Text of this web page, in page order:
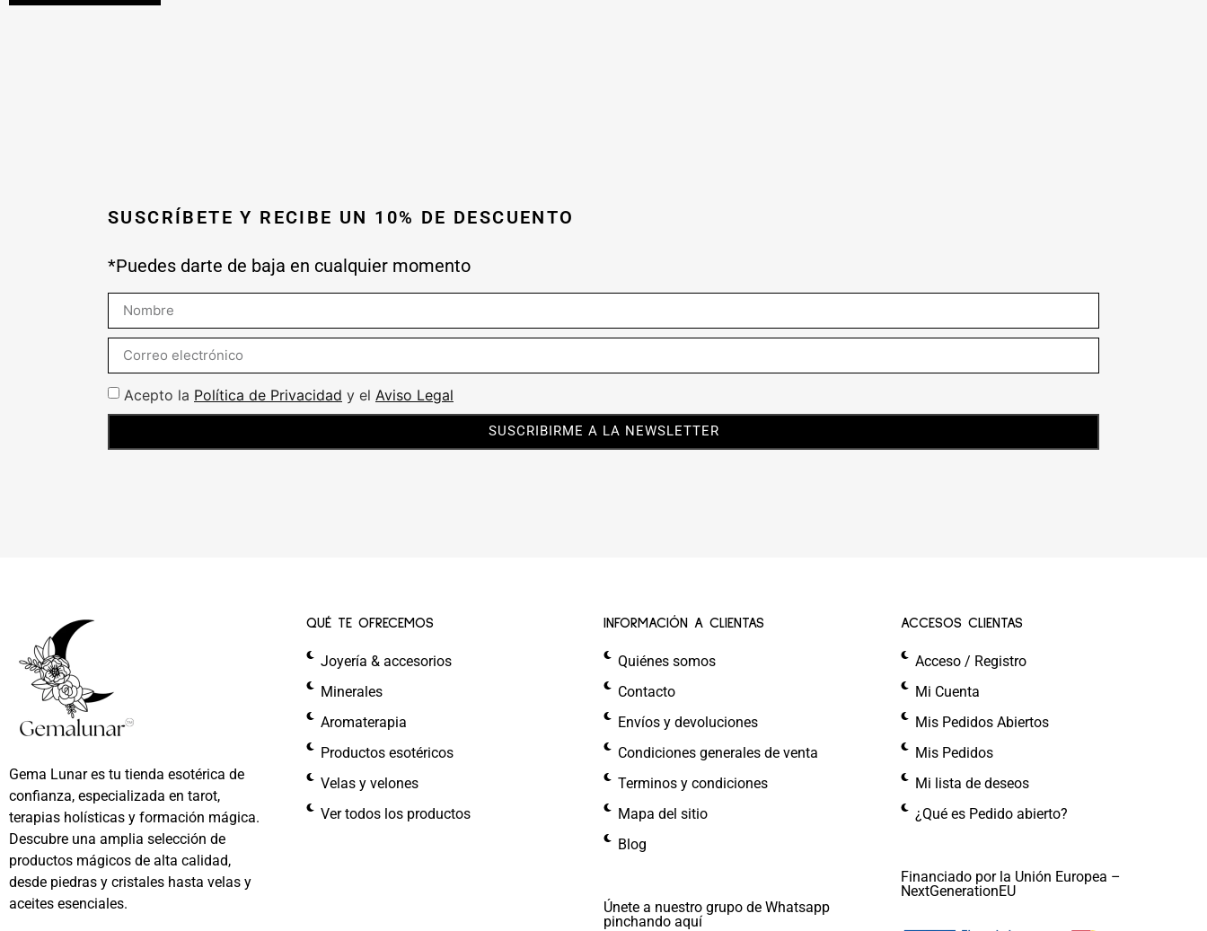
SUSCRÍBETE Y RECIBE UN 10% DE DESCUENTO
*Puedes darte de baja en cualquier momento
Acepto la Política de Privacidad y el Aviso Legal
SUSCRIBIRME A LA NEWSLETTER
Gema Lunar es tu tienda esotérica de
confianza, especializada en tarot,
terapias holísticas y formación mágica.
Descubre una amplia selección de
productos mágicos de alta calidad,
desde piedras y cristales hasta velas y
aceites esenciales.
QUÉ TE OFRECEMOS
Joyería & accesorios
Minerales
Aromaterapia
Productos esotéricos
Velas y velones
Ver todos los productos
INFORMACIÓN A CLIENTAS
Quiénes somos
Contacto
Envíos y devoluciones
Condiciones generales de venta
Terminos y condiciones
Mapa del sitio
Blog
Únete a nuestro grupo de Whatsapp
pinchando aquí​
ACCESOS CLIENTAS
Acceso / Registro
Mi Cuenta
Mis Pedidos Abiertos
Mis Pedidos
Mi lista de deseos
¿Qué es Pedido abierto?
Financiado por la Unión Europea –
NextGenerationEU